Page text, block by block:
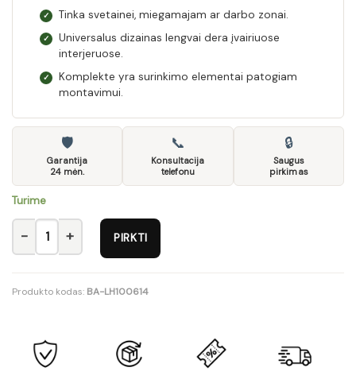
✓ Tinka svetainei, miegamajam ar darbo zonai.
✓
Universalus dizainas lengvai dera įvairiuose
interjeruose.
✓
Komplekte yra surinkimo elementai patogiam
montavimui.
🛡
Garantija
24 mėn.
📞
Konsultacija
telefonu
🔒
Saugus
pirkimas
Turime
produkto kiekis: Av1730-26 Staliukas Avola
PIRKTI
Produkto kodas: BA-LH100614